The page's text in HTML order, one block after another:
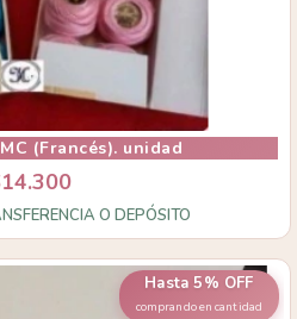
(Francés). unidad
O DEPÓSITO
Hasta 5% OFF
comprando en cantidad